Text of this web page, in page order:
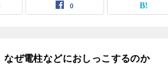
0
なぜ電柱などにおしっこするのか